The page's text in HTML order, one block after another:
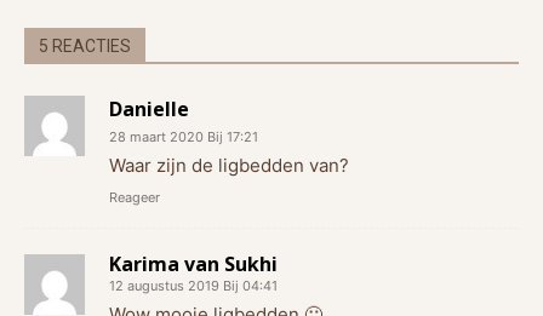
5 REACTIES
Danielle
28 maart 2020 Bij 17:21
Waar zijn de ligbedden van?
Reageer
Karima van Sukhi
12 augustus 2019 Bij 04:41